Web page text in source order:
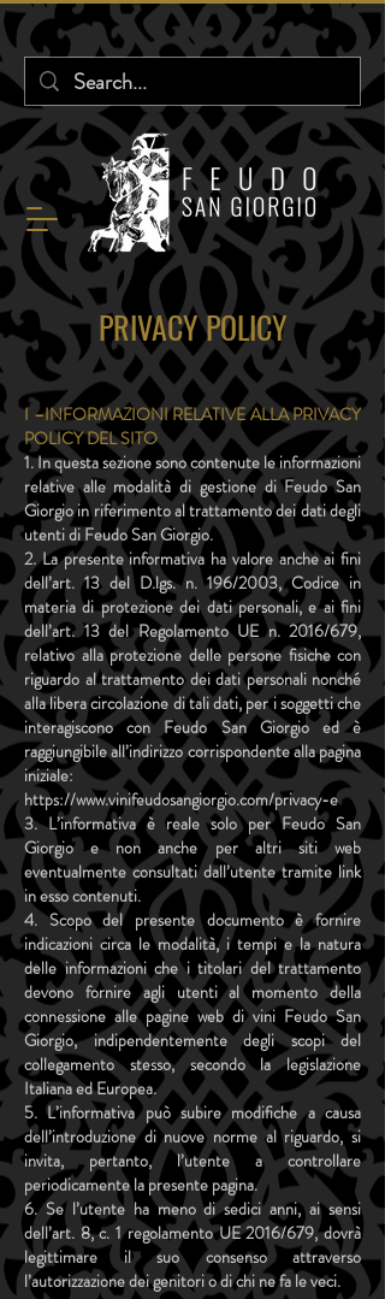
PRIVACY POLICY
I –INFORMAZIONI RELATIVE ALLA PRIVACY
POLICY DEL SITO
1. In questa sezione sono contenute le informazioni
relative alle modalità di gestione di Feudo San
Giorgio in riferimento al trattamento dei dati degli
utenti di Feudo San Giorgio.
2. La presente informativa ha valore anche ai fini
dell’art. 13 del D.lgs. n. 196/2003, Codice in
materia di protezione dei dati personali, e ai fini
dell’art. 13 del Regolamento UE n. 2016/679,
relativo alla protezione delle persone fisiche con
riguardo al trattamento dei dati personali nonché
alla libera circolazione di tali dati, per i soggetti che
interagiscono con Feudo San Giorgio ed è
raggiungibile all’indirizzo corrispondente alla pagina
iniziale:
https://www.vinifeudosangiorgio.com/privacy-e
3. L’informativa è reale solo per Feudo San
Giorgio e non anche per altri siti web
eventualmente consultati dall’utente tramite link
in esso contenuti.
4. Scopo del presente documento è fornire
indicazioni circa le modalità, i tempi e la natura
delle informazioni che i titolari del trattamento
devono fornire agli utenti al momento della
connessione alle pagine web di vini Feudo San
Giorgio, indipendentemente degli scopi del
collegamento stesso, secondo la legislazione
Italiana ed Europea.
5. L’informativa può subire modifiche a causa
dell’introduzione di nuove norme al riguardo, si
invita, pertanto, l’utente a controllare
periodicamente la presente pagina.
6. Se l’utente ha meno di sedici anni, ai sensi
dell’art. 8, c. 1 regolamento UE 2016/679, dovrà
legittimare il suo consenso attraverso
l’autorizzazione dei genitori o di chi ne fa le veci.